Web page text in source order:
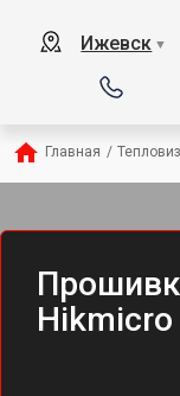
Ижевск ▼
Главная /